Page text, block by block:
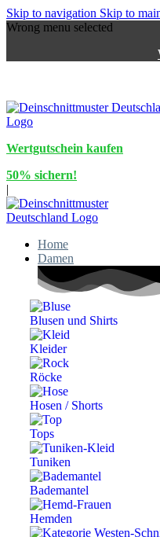
Skip to navigation Skip to
Wrong menu selected
Wertgutschein kaufen
50% sichern!
|
Home
Damen
Blusen und Shirts
Kleider
Röcke
Hosen / Shorts
Tops
Tuniken
Bademantel
Hemden